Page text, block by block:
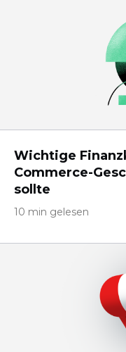
Wichtige
Commerce-
sollte
10 min gelesen